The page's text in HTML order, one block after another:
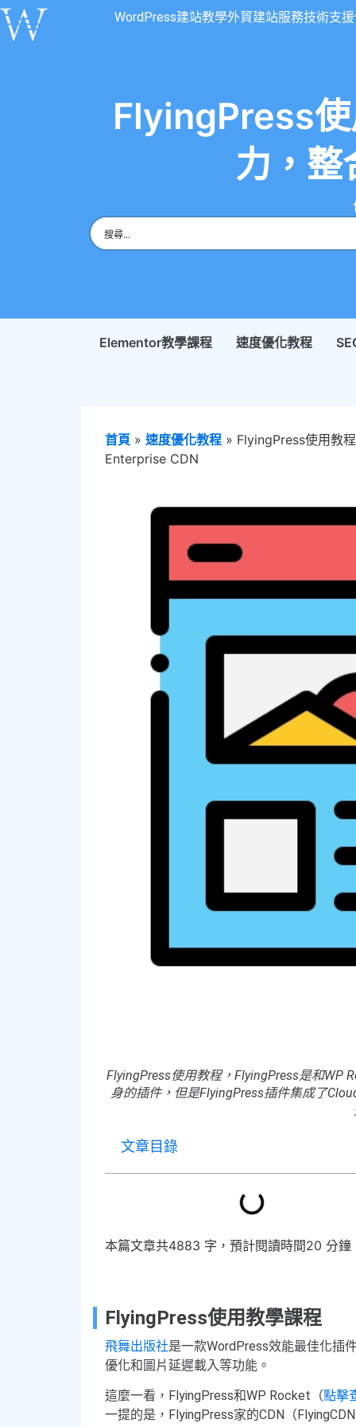
WordPress建站教學外貿建站服務技術支援
FlyingPress使
力，
Elementor教學課程 速度優化教程
首頁 » 速度優化教程 » FlyingPress使用教
Enterprise CDN
FlyingPress使用教程，FlyingPress是和WP
身的插件，但是FlyingPress插件集成了
文章目錄
本篇文章共4883 字，預計閱讀時間20 分鐘
FlyingPress使用教學課程
飛舞出版社是一款WordPress效能最佳化插
優化和圖片延遲載入等功能。
這麼一看，FlyingPress和WP Rocket（點擊
一提的是，FlyingPress家的CDN（